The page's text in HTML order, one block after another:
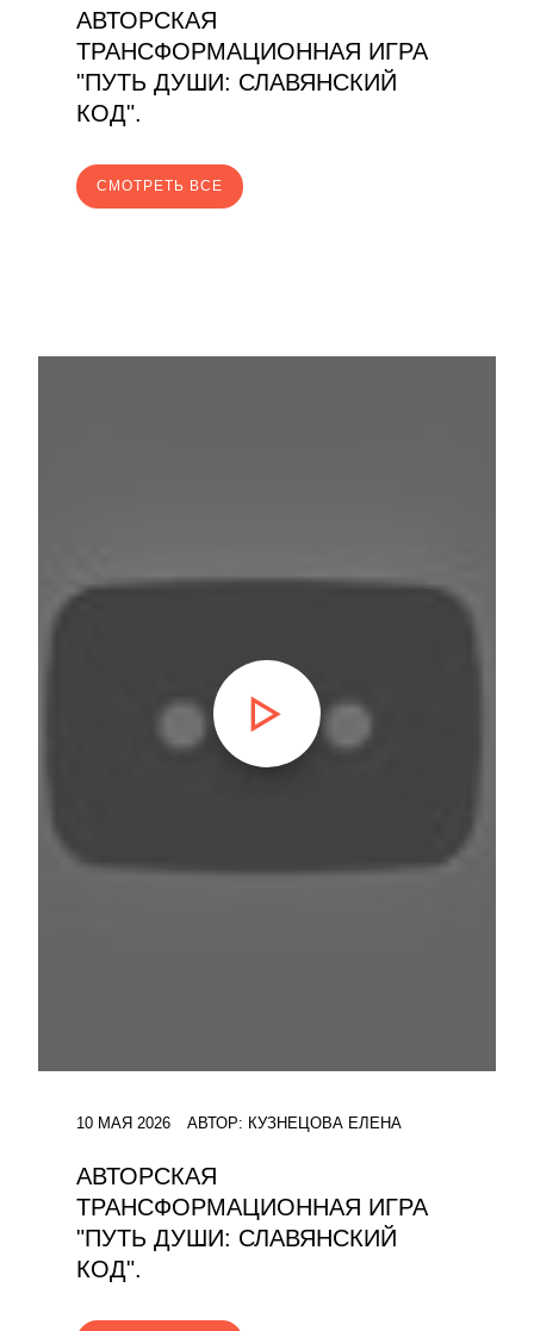
АВТОРСКАЯ
ТРАНСФОРМАЦИОННАЯ ИГРА
"ПУТЬ ДУШИ: СЛАВЯНСКИЙ
КОД".
CМОТРЕТЬ ВСЕ
10 МАЯ 2026 АВТОР: КУЗНЕЦОВА ЕЛЕНА
АВТОРСКАЯ
ТРАНСФОРМАЦИОННАЯ ИГРА
"ПУТЬ ДУШИ: СЛАВЯНСКИЙ
КОД".